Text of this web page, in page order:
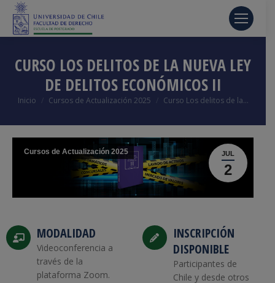
CURSO LOS DELITOS DE LA NUEVA LEY
DE DELITOS ECONÓMICOS II
Estás aquí:
Inicio Cursos de Actualización 2025 Curso Los delitos de la…
JUL
2
Cursos de Actualización 2025
MODALIDAD
Videoconferencia a
través de la
plataforma Zoom.
INSCRIPCIÓN
DISPONIBLE
Participantes de
Chile y desde otros